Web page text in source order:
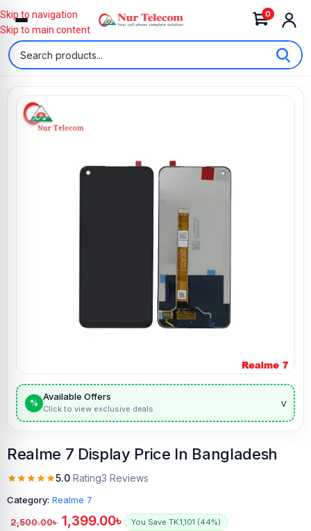
0
Skip to navigation
Skip to main content
%
Available Offers
Click to view exclusive deals v
Realme 7 Display Price In Bangladesh
5.0 Rating3 Reviews
Category: Realme 7
2,500.00৳ 1,399.00৳ You Save TK.1,101 (44%)